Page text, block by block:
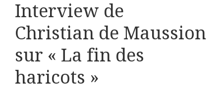
Interview de
Christian de Maussion
sur « La fin des
haricots »